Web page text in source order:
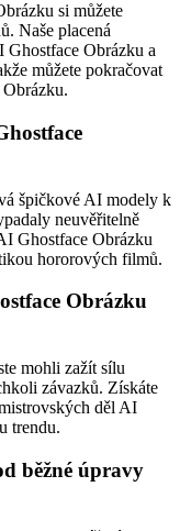
si můžete
Naše placená
Ghostface Obrázku a
můžete pokračovat
špičkové AI modely k
neuvěřitelně
Ghostface Obrázku
hororových filmů.
Obrázku
mohli zažít sílu
závazků. Získáte
děl AI
trendu.
běžné úpravy